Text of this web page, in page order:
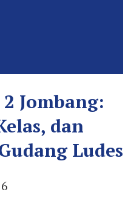
Jombang:
dan
Ludes